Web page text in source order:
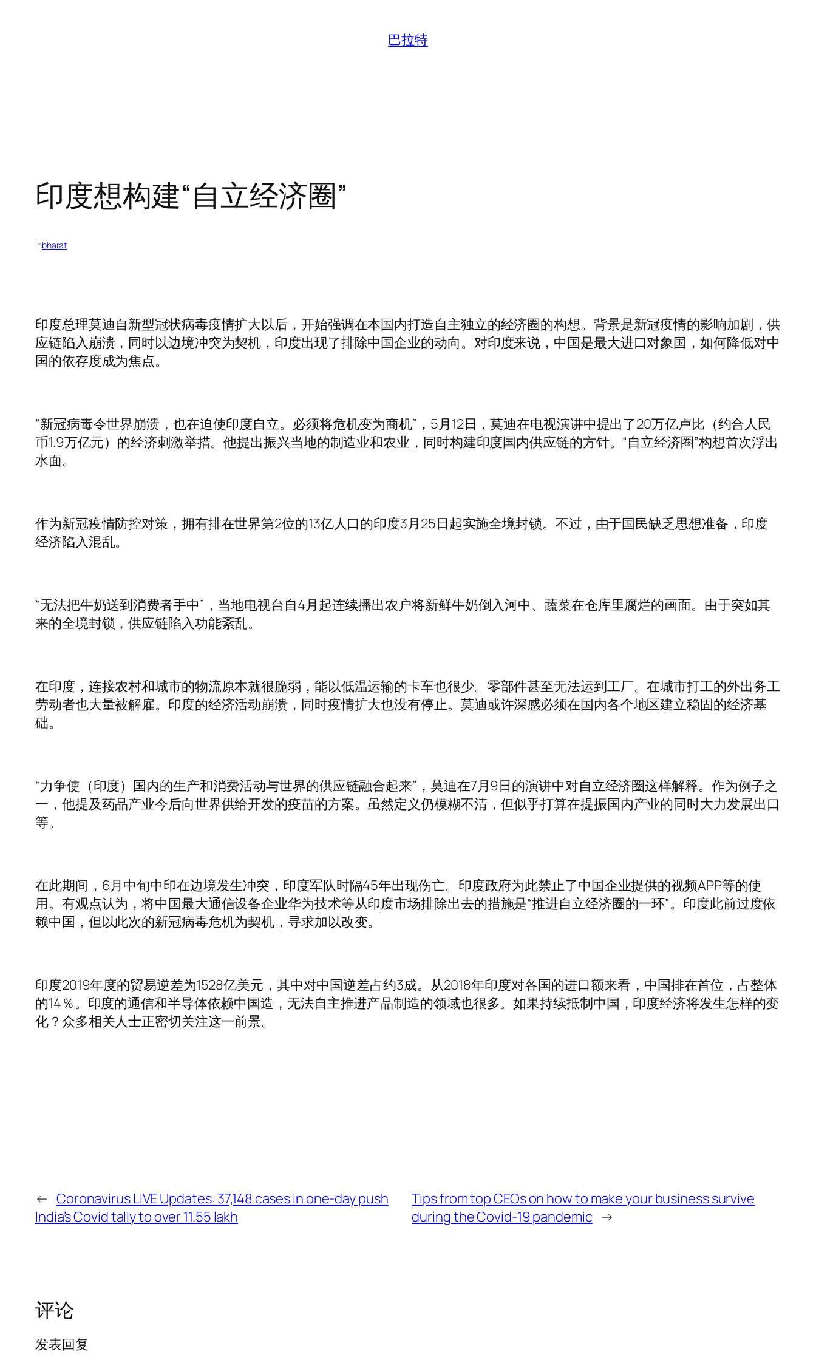
巴拉特
印度想构建“自立经济圈”
inbharat
印度总理莫迪自新型冠状病毒疫情扩大以后，开始强调在本国内打造自主独立的经济圈的构想。背景是新冠疫情的影响加剧，供
应链陷入崩溃，同时以边境冲突为契机，印度出现了排除中国企业的动向。对印度来说，中国是最大进口对象国，如何降低对中
国的依存度成为焦点。
“新冠病毒令世界崩溃，也在迫使印度自立。必须将危机变为商机”，5月12日，莫迪在电视演讲中提出了20万亿卢比（约合人民
币1.9万亿元）的经济刺激举措。他提出振兴当地的制造业和农业，同时构建印度国内供应链的方针。“自立经济圈”构想首次浮出
水面。
作为新冠疫情防控对策，拥有排在世界第2位的13亿人口的印度3月25日起实施全境封锁。不过，由于国民缺乏思想准备，印度
经济陷入混乱。
“无法把牛奶送到消费者手中”，当地电视台自4月起连续播出农户将新鲜牛奶倒入河中、蔬菜在仓库里腐烂的画面。由于突如其
来的全境封锁，供应链陷入功能紊乱。
在印度，连接农村和城市的物流原本就很脆弱，能以低温运输的卡车也很少。零部件甚至无法运到工厂。在城市打工的外出务工
劳动者也大量被解雇。印度的经济活动崩溃，同时疫情扩大也没有停止。莫迪或许深感必须在国内各个地区建立稳固的经济基
础。
“力争使（印度）国内的生产和消费活动与世界的供应链融合起来”，莫迪在7月9日的演讲中对自立经济圈这样解释。作为例子之
一，他提及药品产业今后向世界供给开发的疫苗的方案。虽然定义仍模糊不清，但似乎打算在提振国内产业的同时大力发展出口
等。
在此期间，6月中旬中印在边境发生冲突，印度军队时隔45年出现伤亡。印度政府为此禁止了中国企业提供的视频APP等的使
用。有观点认为，将中国最大通信设备企业华为技术等从印度市场排除出去的措施是“推进自立经济圈的一环”。印度此前过度依
赖中国，但以此次的新冠病毒危机为契机，寻求加以改变。
印度2019年度的贸易逆差为1528亿美元，其中对中国逆差占约3成。从2018年印度对各国的进口额来看，中国排在首位，占整体
的14％。印度的通信和半导体依赖中国造，无法自主推进产品制造的领域也很多。如果持续抵制中国，印度经济将发生怎样的变
化？众多相关人士正密切关注这一前景。
← Coronavirus LIVE Updates: 37,148 cases in one-day push
India’s Covid tally to over 11.55 lakh
Tips from top CEOs on how to make your business survive
during the Covid-19 pandemic →
评论
发表回复